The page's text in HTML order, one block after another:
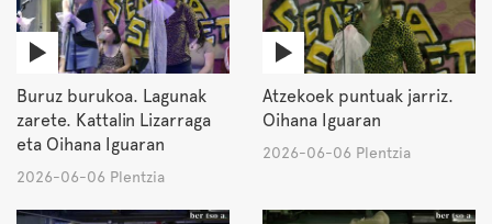
Buruz burukoa. Lagunak
zarete. Kattalin Lizarraga
eta Oihana Iguaran
2026-06-06 Plentzia
Atzekoek puntuak jarriz.
Oihana Iguaran
2026-06-06 Plentzia